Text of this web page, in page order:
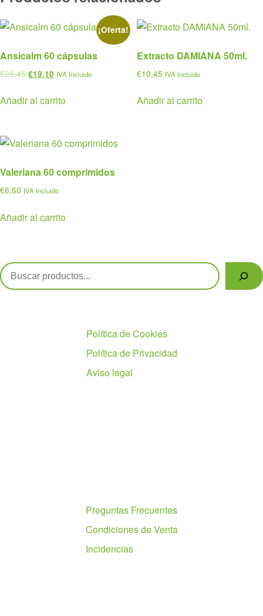
¡Oferta!
Ansicalm 60 cápsulas
€25,45 El
original
€19,10 El
actual
IVA Incluido
Añadir al carrito
Extracto DAMIANA 50ml.
€10,45 IVA Incluido
Añadir al carrito
Valeriana 60 comprimidos
€6,60 IVA Incluido
Añadir al carrito
Buscar
Política de Cookies
Política de Privacidad
Aviso legal
Preguntas Frecuentes
Condiciones de Venta
Incidencias